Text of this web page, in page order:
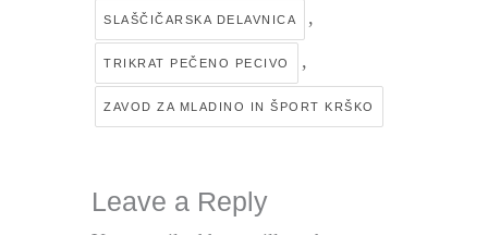
SLAŠČIČARSKA DELAVNICA ,
TRIKRAT PEČENO PECIVO ,
ZAVOD ZA MLADINO IN ŠPORT KRŠKO
Leave a Reply